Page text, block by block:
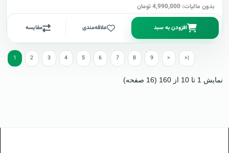
بدون مالیات: 4,990,000 تومان
افزودن به سبد علاقه‌مندی مقایسه
1 2 3 4 5 6 7 8 9 > >|
نمایش 1 تا 10 از 160 (16 صفحه)